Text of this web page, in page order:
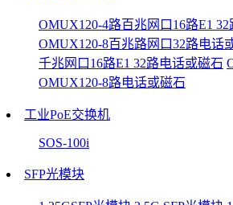
OMUX120-4路百兆网口16路E1
OMUX120-8百兆路网口32路电话
千兆网口16路E1 32路电话或磁石
OMUX120-8路电话或磁石
工业PoE交换机
SOS-100i
SFP光模块